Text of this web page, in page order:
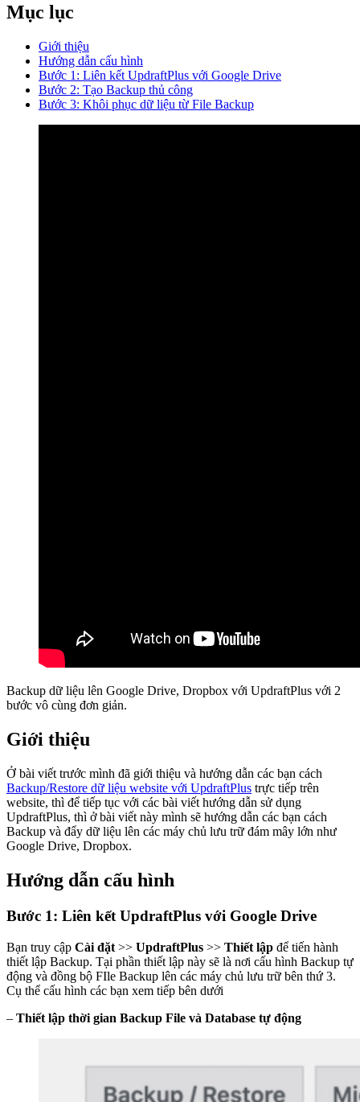
Mục lục
Giới thiệu
Hướng dẫn cấu hình
Bước 1: Liên kết UpdraftPlus với Google Drive
Bước 2: Tạo Backup thủ công
Bước 3: Khôi phục dữ liệu từ File Backup
Backup dữ liệu lên Google Drive, Dropbox với UpdraftPlus với 2
bước vô cùng đơn giản.
Giới thiệu
Ở bài viết trước mình đã giới thiệu và hướng dẫn các bạn cách
Backup/Restore dữ liệu website với UpdraftPlus trực tiếp trên
website, thì để tiếp tục với các bài viết hướng dẫn sử dụng
UpdraftPlus, thì ở bài viết này mình sẽ hướng dẫn các bạn cách
Backup và đẩy dữ liệu lên các máy chủ lưu trữ đám mây lớn như
Google Drive, Dropbox.
Hướng dẫn cấu hình
Bước 1: Liên kết UpdraftPlus với Google Drive
Bạn truy cập Cài đặt >> UpdraftPlus >> Thiết lập để tiến hành
thiết lập Backup. Tại phần thiết lập này sẽ là nơi cấu hình Backup tự
động và đồng bộ FIle Backup lên các máy chủ lưu trữ bên thứ 3.
Cụ thể cấu hình các bạn xem tiếp bên dưới
– Thiết lập thời gian Backup File và Database tự động